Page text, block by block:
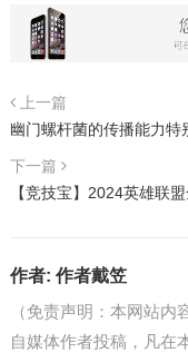
上一篇
幽门螺杆菌的传播能力
下一篇
【竞技宝】2024英雄联
作者: 作者戴笠
（免责声明：本网站
自媒体作者投稿，凡在